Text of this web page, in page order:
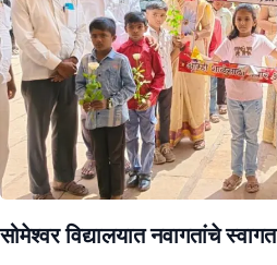
सोमेश्वर विद्यालयात नवागतांचे स्वागत